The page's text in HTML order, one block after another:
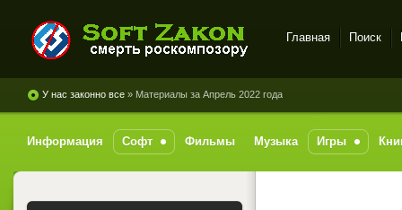
игры, музыку с
файлообменников
бесплатно
Главная Поиск
У нас законно все » Материалы за Апрель 2022 года
Информация Софт Фильмы Музыка Игры